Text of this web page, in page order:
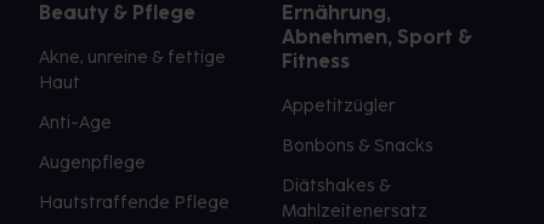
Beauty & Pflege
Akne, unreine & fettige
Haut
Anti-Age
Augenpflege
Hautstraffende Pflege
Ernährung,
Abnehmen, Sport &
Fitness
Appetitzügler
Bonbons & Snacks
Diätshakes &
Mahlzeitenersatz